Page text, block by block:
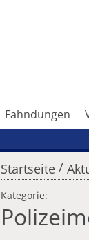
Fahndungen
Startseite /
Kategorie: